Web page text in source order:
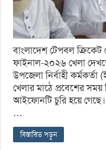
বাংলাদেশ টেপবল
ফাইনাল-২০২৬ খেলা
উপজেলা নির্বাহী
খেলার মাঠে প্রবেশের
আইফোনটি চুরি হয়ে
…
বিস্তারিত পড়ুন